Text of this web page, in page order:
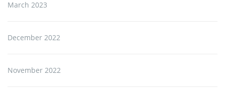
March 2023
December 2022
November 2022